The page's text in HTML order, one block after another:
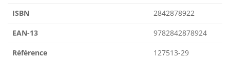
ISBN 2842878922
EAN-13 9782842878924
Référence 127513-29